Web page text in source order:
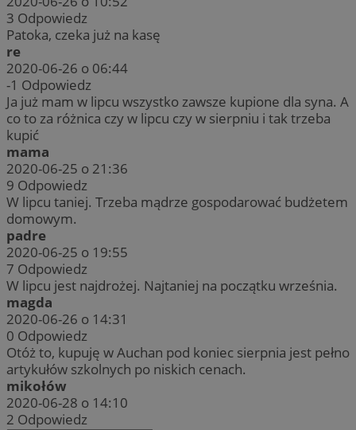
3 Odpowiedz
Patoka, czeka już na kasę
re
2020-06-26 o 06:44
-1 Odpowiedz
Ja już mam w lipcu wszystko zawsze kupione dla syna. A
co to za różnica czy w lipcu czy w sierpniu i tak trzeba
kupić
mama
2020-06-25 o 21:36
9 Odpowiedz
W lipcu taniej. Trzeba mądrze gospodarować budżetem
domowym.
padre
2020-06-25 o 19:55
7 Odpowiedz
W lipcu jest najdrożej. Najtaniej na początku września.
magda
2020-06-26 o 14:31
0 Odpowiedz
Otóż to, kupuję w Auchan pod koniec sierpnia jest pełno
artykułów szkolnych po niskich cenach.
mikołów
2020-06-28 o 14:10
2 Odpowiedz